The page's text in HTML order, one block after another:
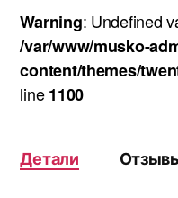
Warning: Undefined
/var/www/musko-
content/themes/
line1100
Детали